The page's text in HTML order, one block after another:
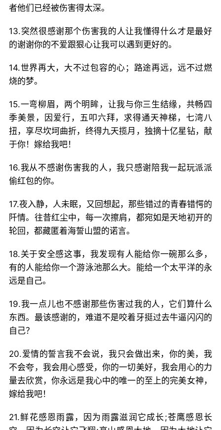
者他们已经被伤害得太深。
13.突然很感谢那个伤害我的人让我懂得什么才是最好
的谢谢你的不爱跟狠心让我可以遇到更好的。
14.世界再大，大不过包容的心；路途再远，远不过燃
烧的梦。
15.一弯柳眉，两个明眸，让我与你三生结缘，共畅四
季美景，因爱行，五叩六拜，求得通天神梯，七湾八
扭，享尽坎坷曲折，终得九天揽月，独摘十亿星钻，献
于你！嫁给我吧！
16.我从不感谢伤害我的人，我只感谢陪我一起玩派派
偷红包的你。
17.夜入静，人未眠，又回想起，那些错过的青春错愕的
阡情。往昔红尘中，每一次擦肩，都宛如是天地初开的
轮回，都藏匿着海誓山盟的诺言。
18.关于安全感这事，我发现有人能给你一碗那么多，
有的人能给你一个游泳池那么大。能给一个太平洋的永
远是自己。
19.我一点儿也不感谢那些伤害过我的人，它们算什么
东西。最该感谢的，难道不是咬着牙挺过去牛逼闪闪的
自己？
20.爱情的誓言我不会说，我只会做出来，你的美，我
不会夸，我会用心感受，你的一切美好，我会用心的力
量去欣赏，你永远是我心中的唯一的至上的完美女神，
嫁给我吧！
21.鲜花感恩雨露，因为雨露滋润它成长;苍鹰感恩长